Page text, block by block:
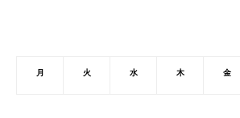
月 火 水 木 金